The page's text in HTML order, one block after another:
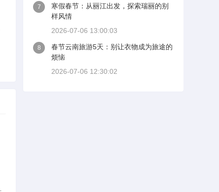
7
寒假春节：从丽江出发，探索瑞丽的别
样风情
2026-07-06 13:00:03
8
春节云南旅游5天：别让衣物成为旅途的
烦恼
2026-07-06 12:30:02